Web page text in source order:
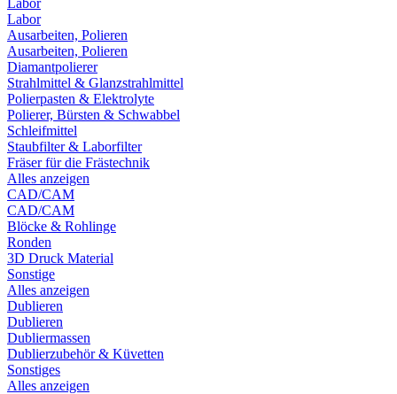
Labor
Labor
Ausarbeiten, Polieren
Ausarbeiten, Polieren
Diamantpolierer
Strahlmittel & Glanzstrahlmittel
Polierpasten & Elektrolyte
Polierer, Bürsten & Schwabbel
Schleifmittel
Staubfilter & Laborfilter
Fräser für die Frästechnik
Alles anzeigen
CAD/CAM
CAD/CAM
Blöcke & Rohlinge
Ronden
3D Druck Material
Sonstige
Alles anzeigen
Dublieren
Dublieren
Dubliermassen
Dublierzubehör & Küvetten
Sonstiges
Alles anzeigen